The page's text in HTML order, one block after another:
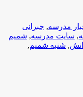
مدرسه, جبرانی
, سایت مدرسه, شمیم
, شنبه شمیم,